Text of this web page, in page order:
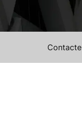
Contacte